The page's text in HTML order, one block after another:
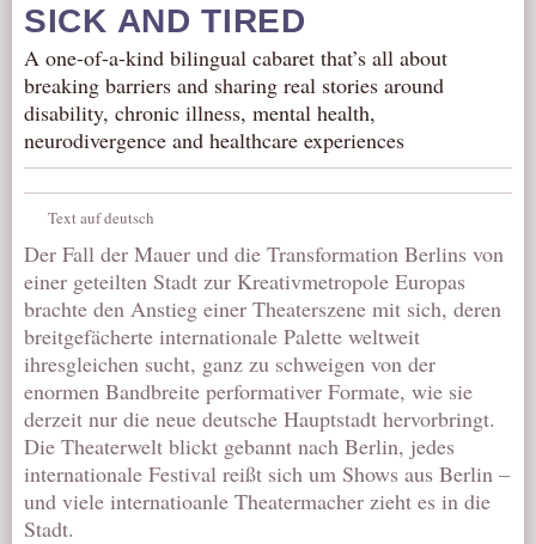
SICK AND TIRED
A one-of-a-kind bilingual cabaret that’s all about
breaking barriers and sharing real stories around
disability, chronic illness, mental health,
neurodivergence and healthcare experiences
Text auf deutsch
Der Fall der Mauer und die Transformation Berlins von
einer geteilten Stadt zur Kreativmetropole Europas
brachte den Anstieg einer Theaterszene mit sich, deren
breitgefächerte internationale Palette weltweit
ihresgleichen sucht, ganz zu schweigen von der
enormen Bandbreite performativer Formate, wie sie
derzeit nur die neue deutsche Hauptstadt hervorbringt.
Die Theaterwelt blickt gebannt nach Berlin, jedes
internationale Festival reißt sich um Shows aus Berlin –
und viele internatioanle Theatermacher zieht es in die
Stadt.